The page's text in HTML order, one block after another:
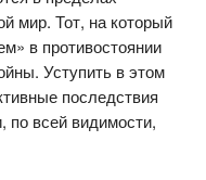
мир. Тот, на который
в противостоянии
Уступить в этом
последствия
по всей видимости,